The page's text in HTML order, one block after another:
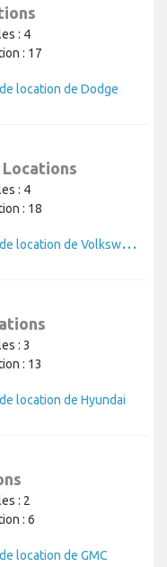
: 4
: 17
location de Dodge
: 4
: 18
V
oir les voitures de location de Volkswagen
: 3
: 13
location de Hyundai
: 2
: 6
location de GMC